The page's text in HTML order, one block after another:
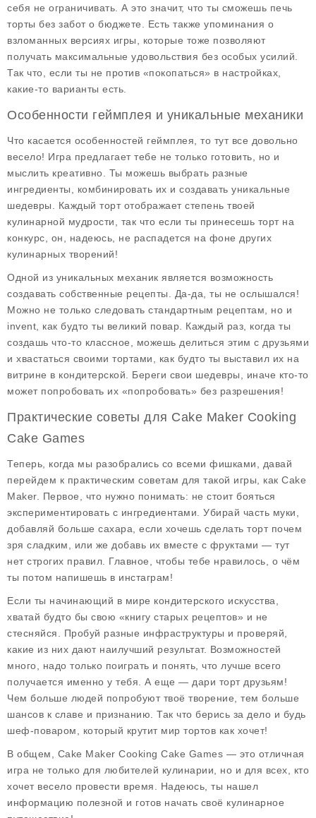
себя не ограничивать. А это значит, что ты сможешь печь
торты без забот о бюджете. Есть также упоминания о
взломанных версиях игры, которые тоже позволяют
получать максимальные удовольствия без особых усилий.
Так что, если ты не против «покопаться» в настройках,
какие-то варианты есть.
Особенности геймплея и уникальные механики
Что касается особенностей геймплея, то тут все довольно
весело! Игра предлагает тебе не только готовить, но и
мыслить креативно. Ты можешь выбрать разные
ингредиенты, комбинировать их и создавать уникальные
шедевры. Каждый торт отображает степень твоей
кулинарной мудрости, так что если ты принесешь торт на
конкурс, он, надеюсь, не распадется на фоне других
кулинарных творений!
Одной из уникальных механик является возможность
создавать собственные рецепты. Да-да, ты не ослышался!
Можно не только следовать стандартным рецептам, но и
invent, как будто ты великий повар. Каждый раз, когда ты
создашь что-то классное, можешь делиться этим с друзьями
и хвастаться своими тортами, как будто ты выставил их на
витрине в кондитерской. Береги свои шедевры, иначе кто-то
может попробовать их «попробовать» без разрешения!
Практические советы для Cake Maker Cooking
Cake Games
Теперь, когда мы разобрались со всеми фишками, давай
перейдем к практическим советам для такой игры, как Cake
Maker. Первое, что нужно понимать: не стоит бояться
экспериментировать с ингредиентами. Убирай часть муки,
добавляй больше сахара, если хочешь сделать торт почем
зря сладким, или же добавь их вместе с фруктами — тут
нет строгих правил. Главное, чтобы тебе нравилось, о чём
ты потом напишешь в инстаграм!
Если ты начинающий в мире кондитерского искусства,
хватай будто бы свою «книгу старых рецептов» и не
стесняйся. Пробуй разные инфраструктуры и проверяй,
какие из них дают наилучший результат. Возможностей
много, надо только поиграть и понять, что лучше всего
получается именно у тебя. А еще — дари торт друзьям!
Чем больше людей попробуют твоё творение, тем больше
шансов к славе и признанию. Так что берись за дело и будь
шеф-поваром, который крутит мир тортов как хочет!
В общем, Cake Maker Cooking Cake Games — это отличная
игра не только для любителей кулинарии, но и для всех, кто
хочет весело провести время. Надеюсь, ты нашел
информацию полезной и готов начать своё кулинарное